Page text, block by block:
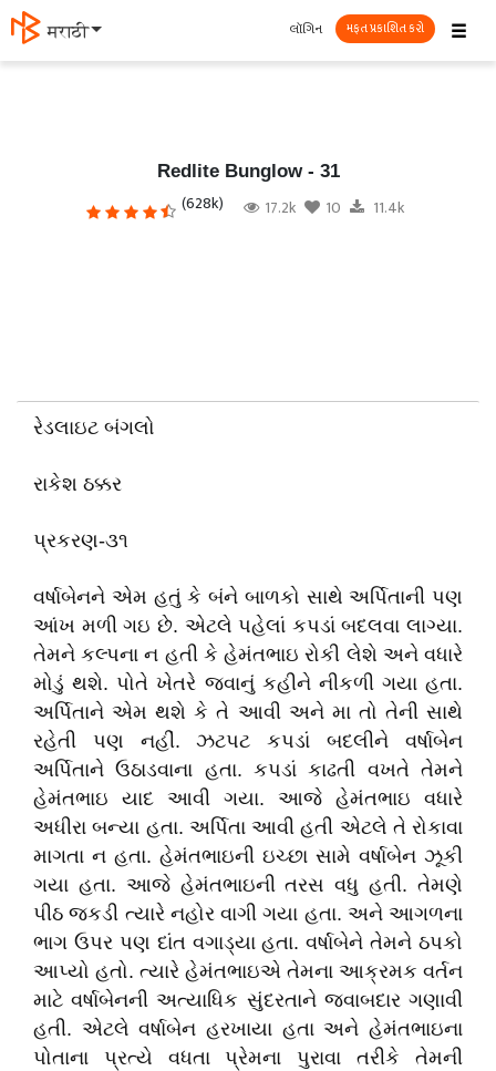
தமிழ் ☰
લૉગિન મફત પ્રકાશિત કરો
Redlite Bunglow - 31
(628k) 17.2k 10 11.4k
રેડલાઇટ બંગલો
રાકેશ ઠક્કર
પ્રકરણ-૩૧
વર્ષાબેનને એમ હતું કે બંને બાળકો સાથે અર્પિતાની પણ
આંખ મળી ગઇ છે. એટલે પહેલાં કપડાં બદલવા લાગ્યા.
તેમને કલ્પના ન હતી કે હેમંતભાઇ રોકી લેશે અને વધારે
મોડું થશે. પોતે ખેતરે જવાનું કહીને નીકળી ગયા હતા.
અર્પિતાને એમ થશે કે તે આવી અને મા તો તેની સાથે
રહેતી પણ નહીં. ઝટપટ કપડાં બદલીને વર્ષાબેન
અર્પિતાને ઉઠાડવાના હતા. કપડાં કાઢતી વખતે તેમને
હેમંતભાઇ યાદ આવી ગયા. આજે હેમંતભાઇ વધારે
અધીરા બન્યા હતા. અર્પિતા આવી હતી એટલે તે રોકાવા
માગતા ન હતા. હેમંતભાઇની ઇચ્છા સામે વર્ષાબેન ઝૂકી
ગયા હતા. આજે હેમંતભાઇની તરસ વધુ હતી. તેમણે
પીઠ જકડી ત્યારે નહોર વાગી ગયા હતા. અને આગળના
ભાગ ઉપર પણ દાંત વગાડ્યા હતા. વર્ષાબેને તેમને ઠપકો
આપ્યો હતો. ત્યારે હેમંતભાઇએ તેમના આક્રમક વર્તન
માટે વર્ષાબેનની અત્યાધિક સુંદરતાને જવાબદાર ગણાવી
હતી. એટલે વર્ષાબેન હરખાયા હતા અને હેમંતભાઇના
પોતાના પ્રત્યે વધતા પ્રેમના પુરાવા તરીકે તેમની